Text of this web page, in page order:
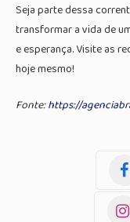
Seja parte dessa
transformar a vida de
e esperança. Visite as
hoje mesmo!
Fonte:https://